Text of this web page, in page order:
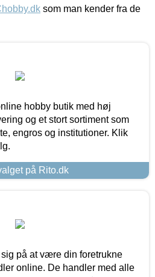
som man kender fra de
hobby butik med høj
og et stort sortiment som
engros og institutioner. Klik
på Rito.dk
på at være din foretrukne
online. De handler med alle